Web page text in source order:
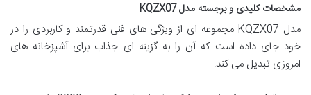
مشخصات کلیدی و برجسته مدل KQZX07
مدل KQZX07 مجموعه ای از ویژگی های فنی قدرتمند و کاربردی را در
خود جای داده است که آن را به گزینه ای جذاب برای آشپزخانه های
امروزی تبدیل می کند: